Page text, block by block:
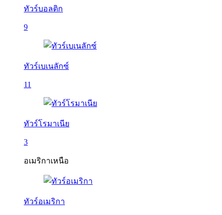
ทัวร์บอลติก
9
ทัวร์เบเนลักซ์
11
ทัวร์โรมาเนีย
3
อเมริกาเหนือ
ทัวร์อเมริกา